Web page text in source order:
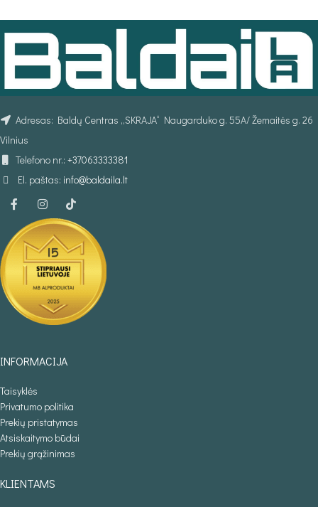
Adresas: Baldų Centras „SKRAJA“ Naugarduko g. 55A/ Žemaitės g. 26
Vilnius
Telefono nr.: +37063333381
El. paštas: info@baldaila.lt
INFORMACIJA
Taisyklės
Privatumo politika
Prekių pristatymas
Atsiskaitymo būdai
Prekių grąžinimas
KLIENTAMS